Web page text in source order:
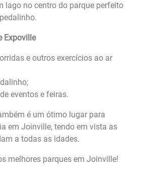
lago no centro do parque perfeito
Expoville
e outros exercícios ao ar
eventos e feiras.
é um ótimo lugar para
em Joinville, tendo em vista as
a todas as idades.
melhores parques em Joinville!